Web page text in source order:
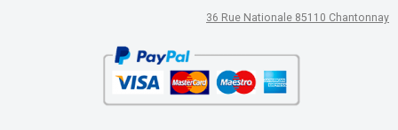
36 Rue Nationale 85110 Chantonnay